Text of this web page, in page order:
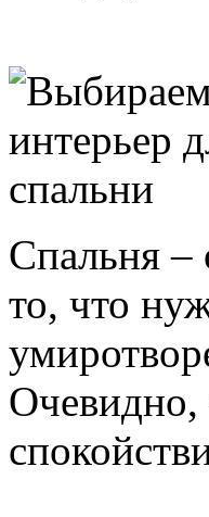
Спальня –
то, что
Очевидно,